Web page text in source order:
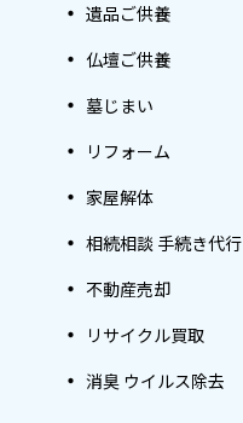
遺品ご供養
仏壇ご供養
墓じまい
リフォーム
家屋解体
相続相談 手続き代行
不動産売却
リサイクル買取
消臭 ウイルス除去